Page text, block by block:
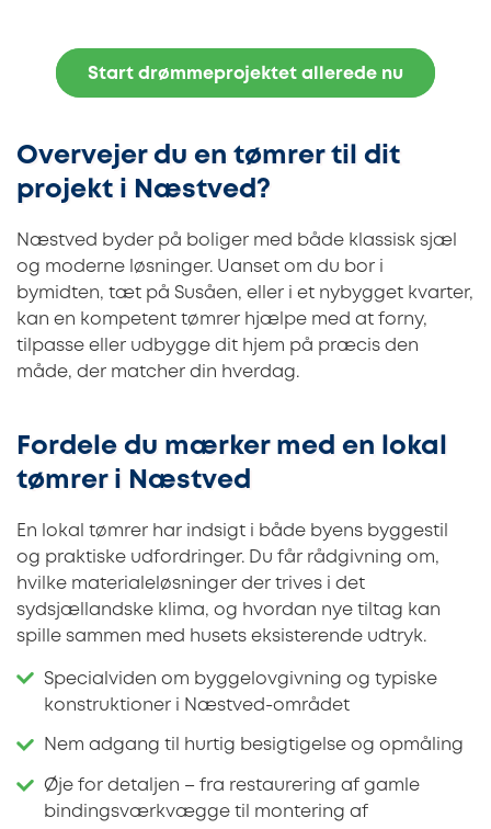
Start drømmeprojektet allerede nu
Overvejer du en tømrer til dit
projekt i Næstved?
Næstved byder på boliger med både klassisk sjæl
og moderne løsninger. Uanset om du bor i
bymidten, tæt på Susåen, eller i et nybygget kvarter,
kan en kompetent tømrer hjælpe med at forny,
tilpasse eller udbygge dit hjem på præcis den
måde, der matcher din hverdag.
Fordele du mærker med en lokal
tømrer i Næstved
En lokal tømrer har indsigt i både byens byggestil
og praktiske udfordringer. Du får rådgivning om,
hvilke materialeløsninger der trives i det
sydsjællandske klima, og hvordan nye tiltag kan
spille sammen med husets eksisterende udtryk.
Specialviden om byggelovgivning og typiske
konstruktioner i Næstved-området
Nem adgang til hurtig besigtigelse og opmåling
Øje for detaljen – fra restaurering af gamle
bindingsværkvægge til montering af